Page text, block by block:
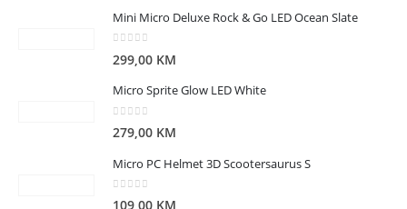
Mini Micro Deluxe Rock & Go LED Ocean Slate
299,00 KM
Micro Sprite Glow LED White
279,00 KM
Micro PC Helmet 3D Scootersaurus S
0 out of 5